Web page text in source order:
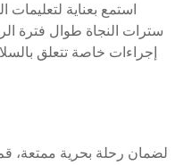
استمع بعناية
سترات النجاة طوال فترة
إجراءات خاصة تتعلق
لضمان رحلة بحرية ممتعة،